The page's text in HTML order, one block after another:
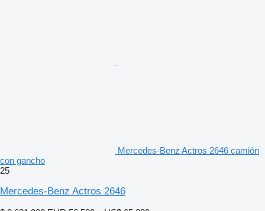
Mercedes-Benz Actros 2646 camión
con gancho
25
Mercedes-Benz Actros 2646